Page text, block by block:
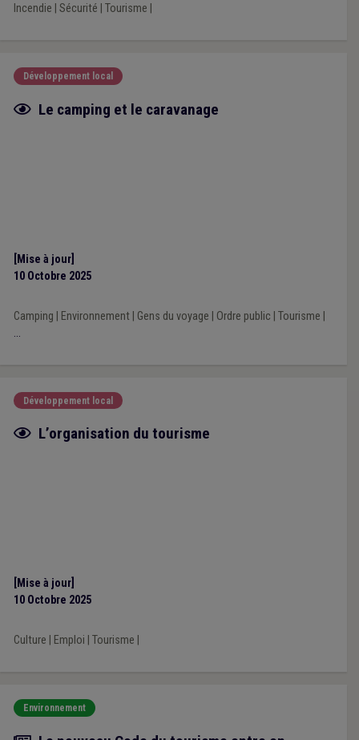
Incendie Sécurité Tourisme
Développement local
Fiche focus
Le camping et le caravanage
[Mise à jour]
10 Octobre 2025
Camping Environnement| Gens du voyage Ordre public Tourisme
...
Développement local
Fiche focus
L’organisation du tourisme
[Mise à jour]
10 Octobre 2025
Culture Emploi Tourisme
Environnement